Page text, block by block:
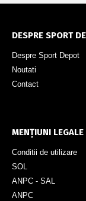
DESPRE SPORT
Despre Sport Depot
Noutati
Contact
MENȚIUNI LEGALE
Conditii de utilizare
SOL
ANPC - SAL
ANPC